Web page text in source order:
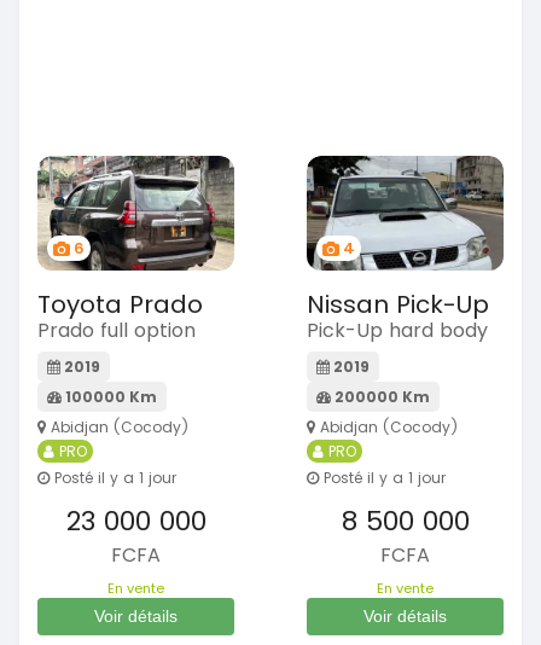
6
Toyota Prado
Prado full option
2019
100000 Km
Abidjan (Cocody)
PRO
Posté il y a 1 jour
23 000 000
FCFA
En vente
Voir détails
4
Nissan Pick-Up
Pick-Up hard body
2019
200000 Km
Abidjan (Cocody)
PRO
Posté il y a 1 jour
8 500 000
FCFA
En vente
Voir détails